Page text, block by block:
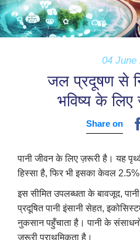
04 June
जल प्रदूषण से
भविष्य के लिए
Share on
पानी जीवन के लिए ज़रूरी है। यह
हिस्सा है, फिर भी इसका केवल 2.5%
इस सीमित उपलब्धता के बावजूद,
प्रदूषित पानी इंसानी सेहत,
नुकसान पहुँचाता है। पानी के
ज़रूरी प्राथमिकता है।